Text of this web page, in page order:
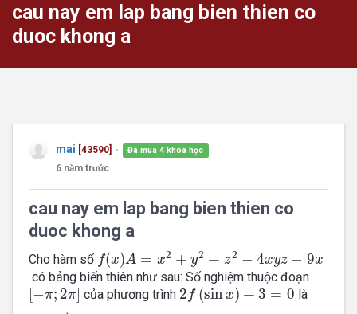
cau nay em lap bang bien thien co
duoc khong a
mai [43590] ● Đã mua 4 khóa học
6 năm trước
cau nay em lap bang bien thien co
duoc khong a
Cho hàm số f(x)
f(x) A = x2 + y2 + z2 − 4xyz − 9x
có bảng biến thiên như sau: Số nghiệm thuộc đoạn
[−π; 2π]
[−π;2π] của phương trình 2 f (sinx) + 3 = 0
2f(sin⁡x)+3=0 là